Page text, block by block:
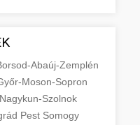
Abaúj-Zemplén
Moson-Sopron
Szolnok
Pest Somogy